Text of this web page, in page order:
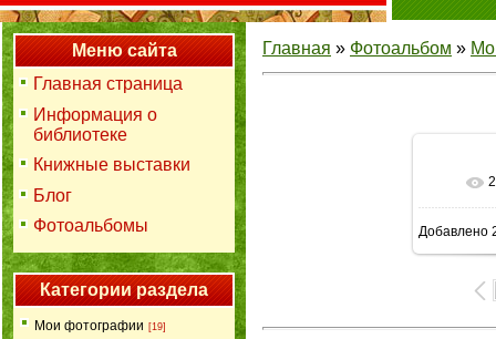
Меню сайта
Главная страница
Информация о
библиотеке
Книжные выставки
Блог
Фотоальбомы
Категории раздела
Мои фотографии [19]
Главная » Фотоальбом »
Добавлено